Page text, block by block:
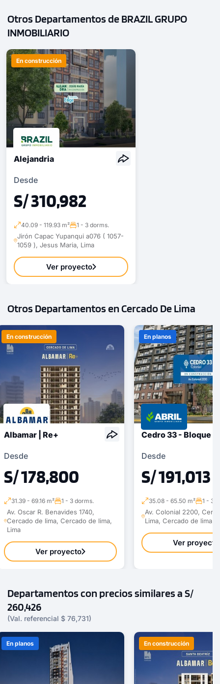
Otros Departamentos de BRAZIL GRUPO
INMOBILIARIO
En construcción
Alejandria
Desde
S/ 310,982
40.09 - 119.93 m² 1 - 3 dorms.
Jirón Capac Yupanqui a076 ( 1057-
1059 ), Jesus Maria, Lima
Ver proyecto
Otros Departamentos en Cercado De Lima
En construcción
Albamar | Re+
Desde
S/ 178,800
31.39 - 69.16 m² 1 - 3 dorms.
Av. Oscar R. Benavides 1740,
Cercado de lima, Cercado de lima,
Lima
Ver proyecto
En planos
Cedro 33 - Bloque B
Desde
S/ 191,013
35.08 - 65.50 m² 1 - 3
Av. Colonial 2200,
Lima, Cercado de lima,
Ver proyecto
Departamentos con precios similares a S/
260,426
(Val. referencial $ 76,731)
En planos En construcción